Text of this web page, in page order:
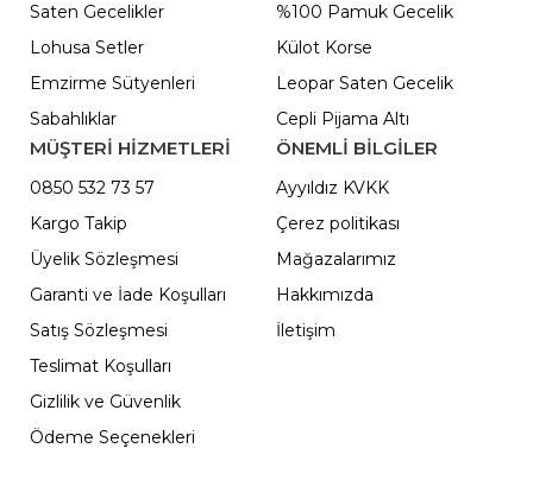
Saten Gecelikler
Lohusa Setler
Emzirme Sütyenleri
Sabahlıklar
%100 Pamuk Gecelik
Külot Korse
Leopar Saten Gecelik
Cepli Pijama Altı
MÜŞTERİ HİZMETLERİ
0850 532 73 57
Kargo Takip
Üyelik Sözleşmesi
Garanti ve İade Koşulları
Satış Sözleşmesi
Teslimat Koşulları
Gizlilik ve Güvenlik
Ödeme Seçenekleri
ÖNEMLI BILGILER
Ayyıldız KVKK
Çerez politikası
Mağazalarımız
Hakkımızda
İletişim